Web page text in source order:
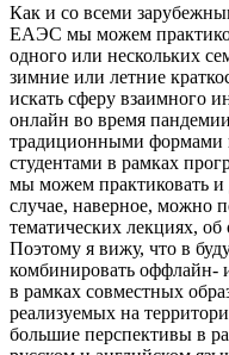
Как и со всеми
ЕАЭС мы можем
одного или нескольких
зимние или летние
искать сферу взаимного
онлайн во время
традиционными формами
студентами в рамках
мы можем практиковать
случае, наверное, можно
тематических лекциях,
Поэтому я вижу, что в
комбинировать оффлайн-
в рамках совместных
реализуемых на
большие перспективы в